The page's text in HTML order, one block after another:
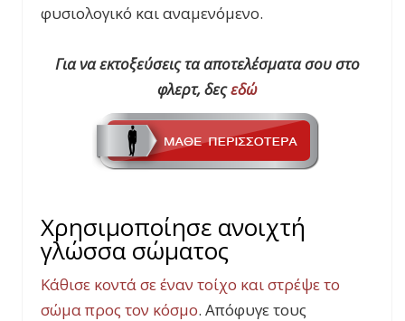
φυσιολογικό και αναμενόμενο.
Για να εκτοξεύσεις τα αποτελέσματα σου στο
φλερτ, δεςεδώ
Χρησιμοποίησε ανοιχτή
γλώσσα σώματος
Κάθισε κοντά σε έναν τοίχο και στρέψε το
σώμα προς τον κόσμο. Απόφυγε τους